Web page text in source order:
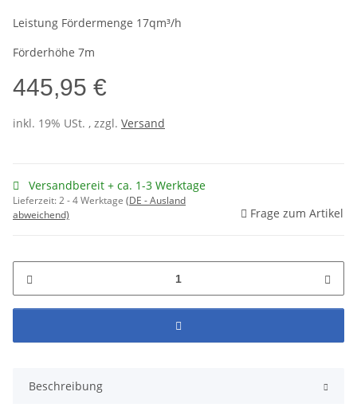
Leistung Fördermenge 17qm³/h
Förderhöhe 7m
445,95 €
inkl. 19% USt. , zzgl. Versand
Versandbereit + ca. 1-3 Werktage
Lieferzeit:2 - 4 Werktage (DE - Ausland
abweichend)
Frage zum Artikel
Beschreibung